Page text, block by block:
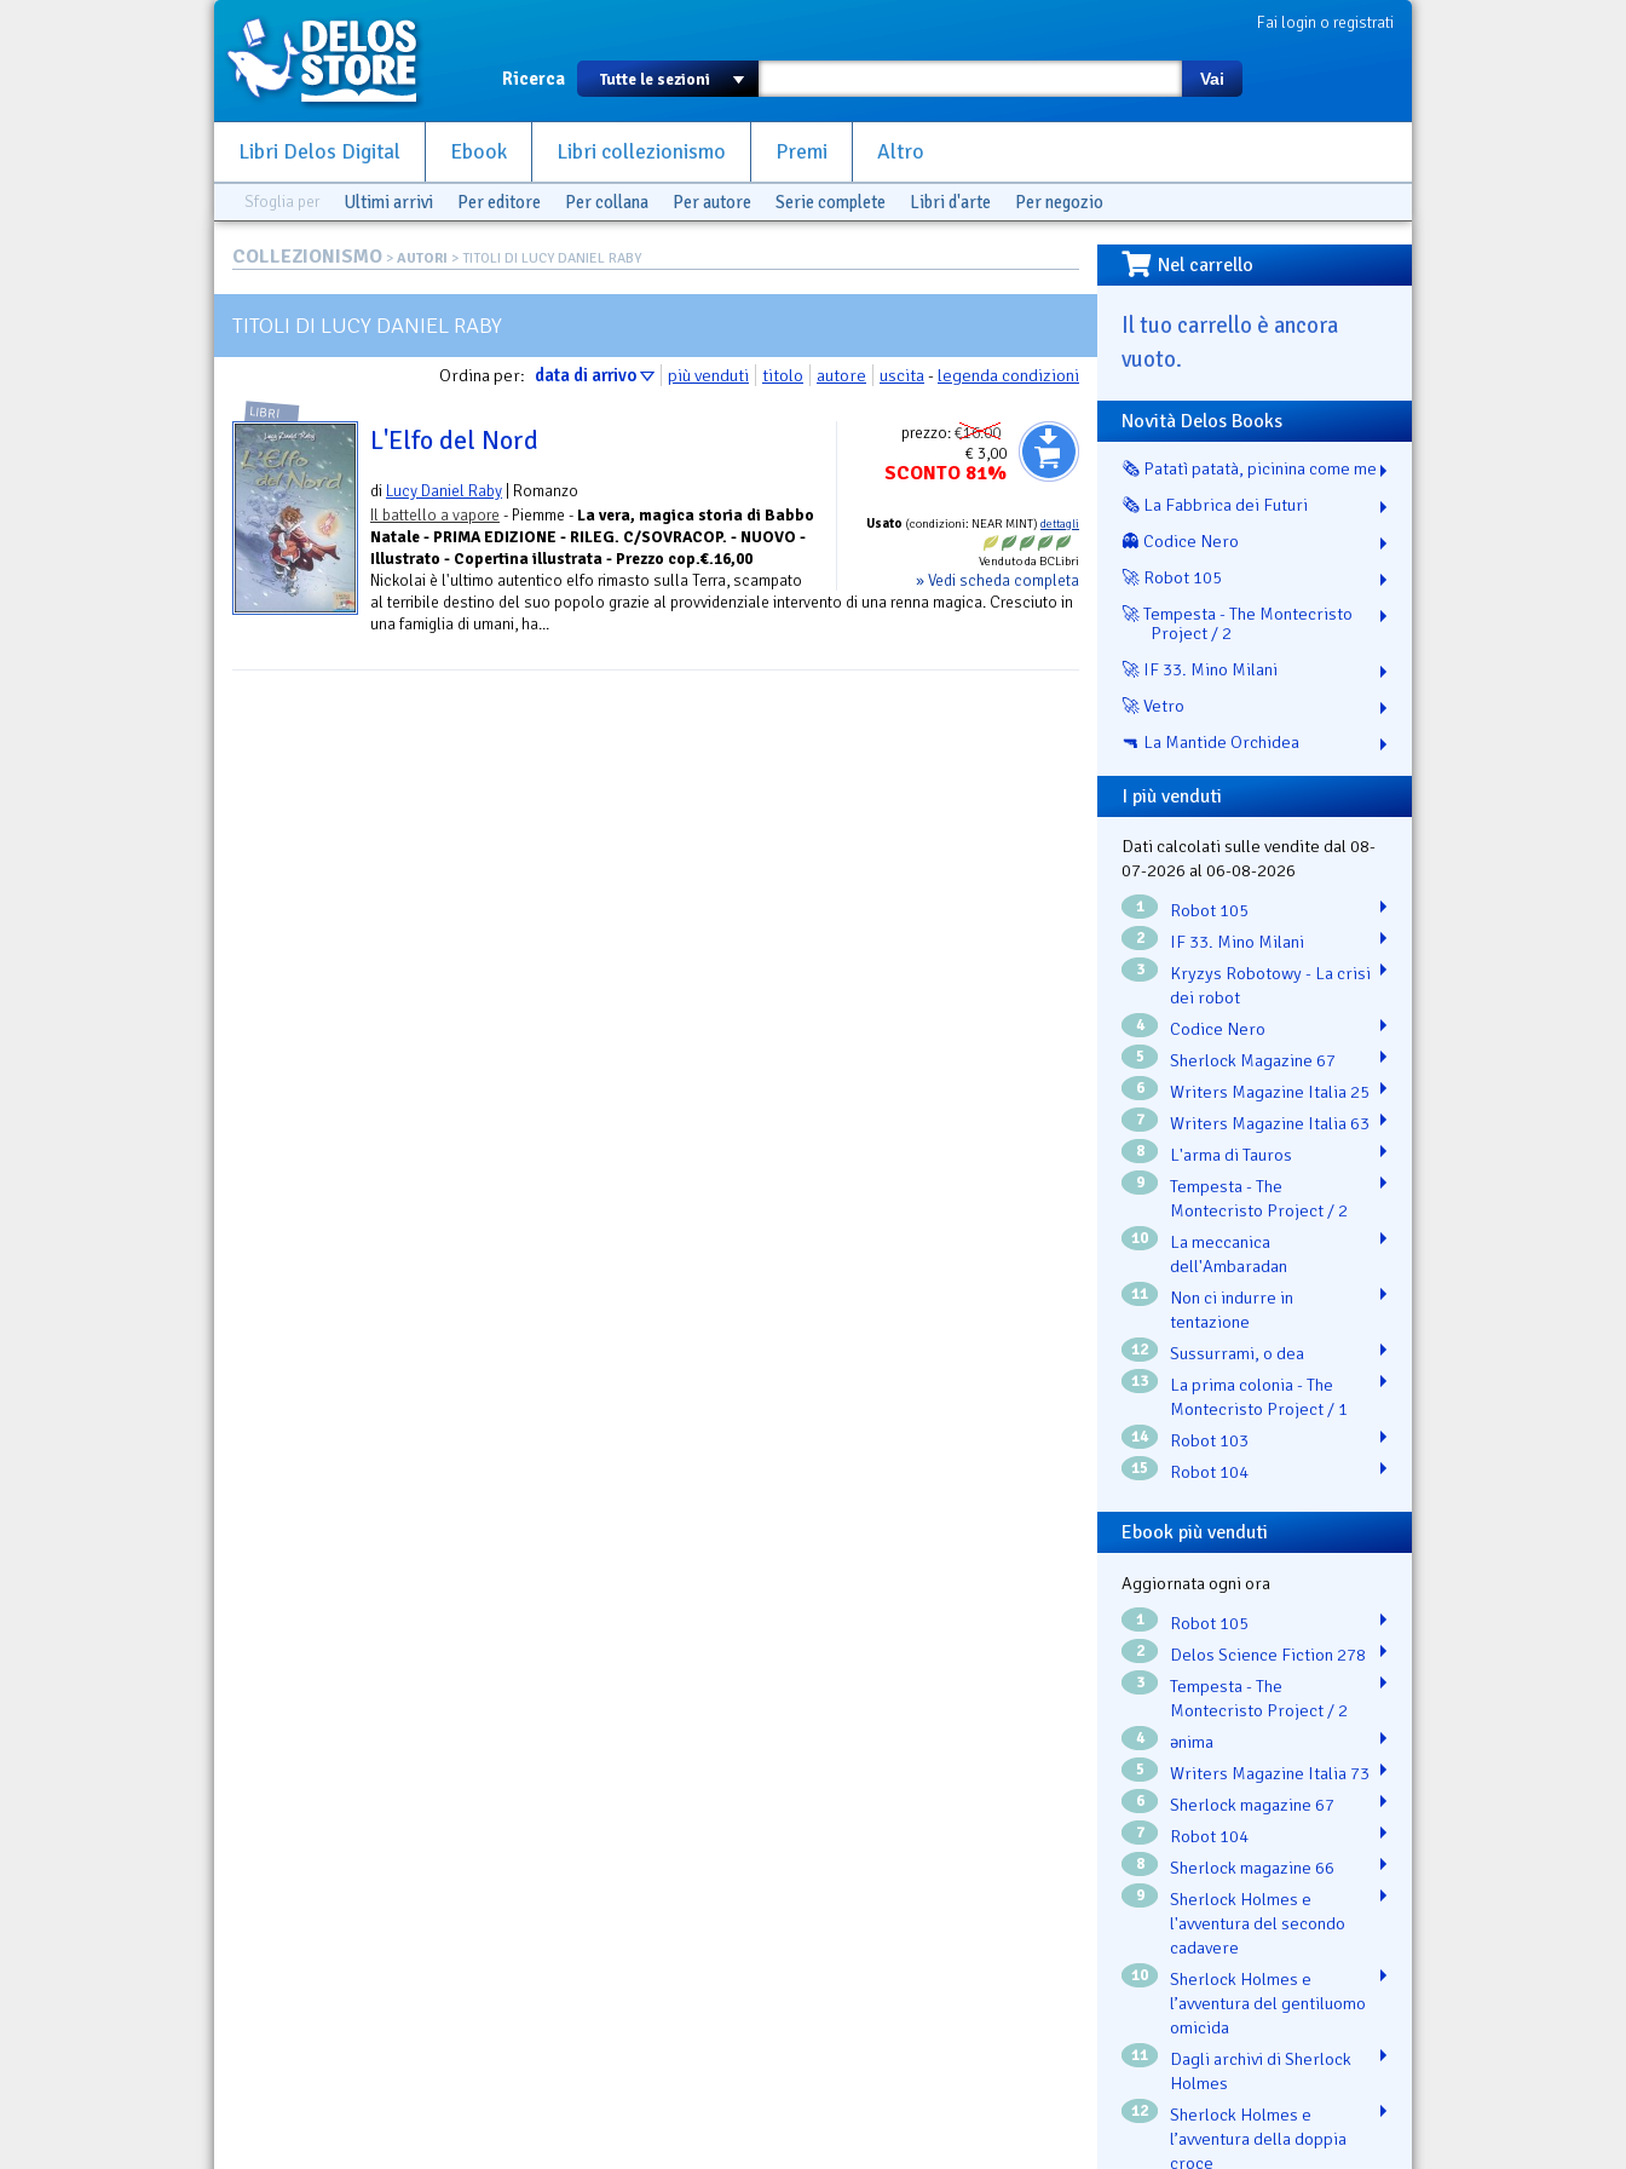
Fai login o registrati
Ricerca Vai
Libri Delos Digital Ebook Libri collezionismo Premi Altro
Sfoglia per Ultimi arrivi Per editore Per collana Per autore Serie complete Libri d'arte Per negozio
COLLEZIONISMO > AUTORI > TITOLI DI LUCY DANIEL RABY
TITOLI DI LUCY DANIEL RABY
Ordina per: data di arrivo più venduti titolo autore uscita-legenda condizioni
prezzo:€16.00
€ 3,00
SCONTO 81%
Usato (condizioni: NEAR MINT) dettagli
Venduto da BCLibri
» Vedi scheda completa
LIBRI
L'Elfo del Nord
di Lucy Daniel Raby | Romanzo
Il battello a vapore - Piemme - La vera, magica storia di Babbo
Natale - PRIMA EDIZIONE - RILEG. C/SOVRACOP. - NUOVO -
Illustrato - Copertina illustrata - Prezzo cop.€.16,00
Nickolai è l'ultimo autentico elfo rimasto sulla Terra, scampato
al terribile destino del suo popolo grazie al provvidenziale intervento di una renna magica. Cresciuto in
una famiglia di umani, ha...
Nel carrello
Il tuo carrello è ancora
vuoto.
Novità Delos Books
🗞️ Patatì patatà, picinina come me
🗞️ La Fabbrica dei Futuri
👻 Codice Nero
🚀 Robot 105
🚀 Tempesta - The Montecristo
Project / 2
🚀 IF 33. Mino Milani
🚀 Vetro
🔫 La Mantide Orchidea
I più venduti
Dati calcolati sulle vendite dal 08-
07-2026 al 06-08-2026
1 Robot 105
2 IF 33. Mino Milani
3
Kryzys Robotowy - La crisi
dei robot
4 Codice Nero
5 Sherlock Magazine 67
6 Writers Magazine Italia 25
7 Writers Magazine Italia 63
8 L'arma di Tauros
9
Tempesta - The
Montecristo Project / 2
10
La meccanica
dell'Ambaradan
11
Non ci indurre in
tentazione
12 Sussurrami, o dea
13
La prima colonia - The
Montecristo Project / 1
14 Robot 103
15 Robot 104
Ebook più venduti
Aggiornata ogni ora
1 Robot 105
2 Delos Science Fiction 278
3
Tempesta - The
Montecristo Project / 2
4 ənima
5 Writers Magazine Italia 73
6 Sherlock magazine 67
7 Robot 104
8 Sherlock magazine 66
9
Sherlock Holmes e
l'avventura del secondo
cadavere
10
Sherlock Holmes e
l’avventura del gentiluomo
omicida
11
Dagli archivi di Sherlock
Holmes
12
Sherlock Holmes e
l’avventura della doppia
croce